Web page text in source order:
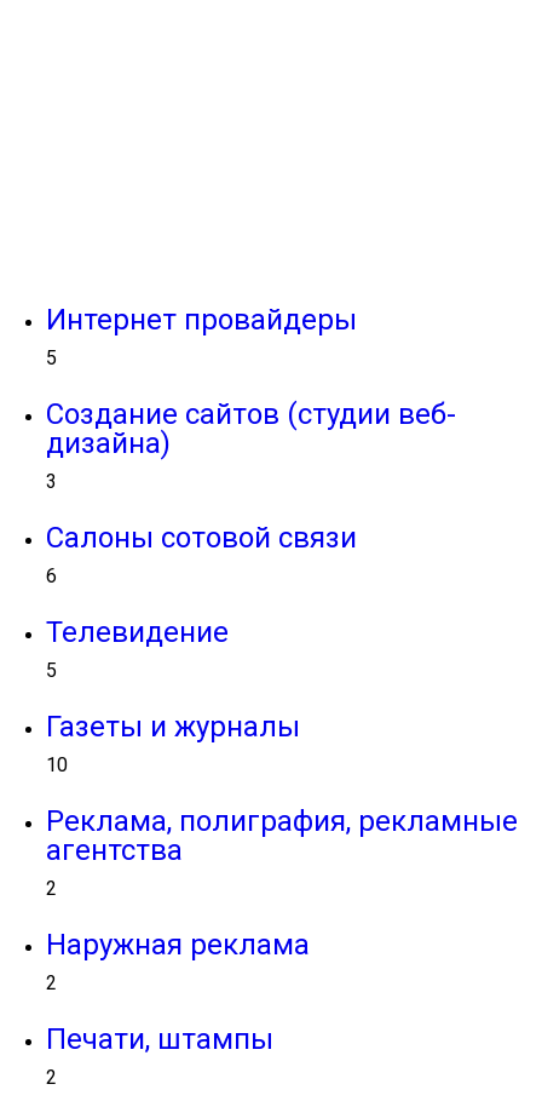
Интернет провайдеры
5
Создание сайтов (студии веб-
дизайна)
3
Салоны сотовой связи
6
Телевидение
5
Газеты и журналы
10
Реклама, полиграфия, рекламные
агентства
2
Наружная реклама
2
Печати, штампы
2